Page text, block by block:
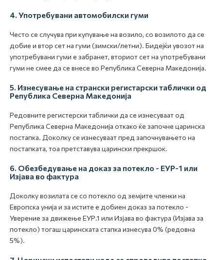
4. Употребувани автомобилски гуми
Често се случува при купување на возило, со возилото да се
добие и втор сет на гуми (зимски/летни). Бидејќи увозот на
употребувани гуми е забранет, вториот сет на употребувани
гуми не смее да се внесе во Република Северна Македонија.
5. Изнесување на странски регистарски таблички од
Република Северна Македонија
Редовните регистерски таблички да се изнесуваат од
Република Северна Македонија откако ќе започне царинска
постапка. Доколку се изнесуваат пред започнувањето на
постапката, тоа претставува царински прекршок.
6. Обезбедување на доказ за потекло - ЕУР-1 или
Изјава во фактура
Доколку возилата се со потекло од земјите членки на
Европска унија и за истите е добиен доказ за потекло -
Уверение за движење ЕУР.1 или Изјава во фактура (Изјава за
потекло) тогаш царинската стапка изнесува 0% (редовна
5%).